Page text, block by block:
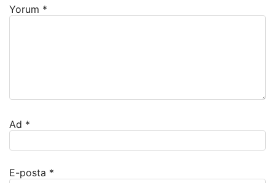
Yorum *
Ad *
E-posta *